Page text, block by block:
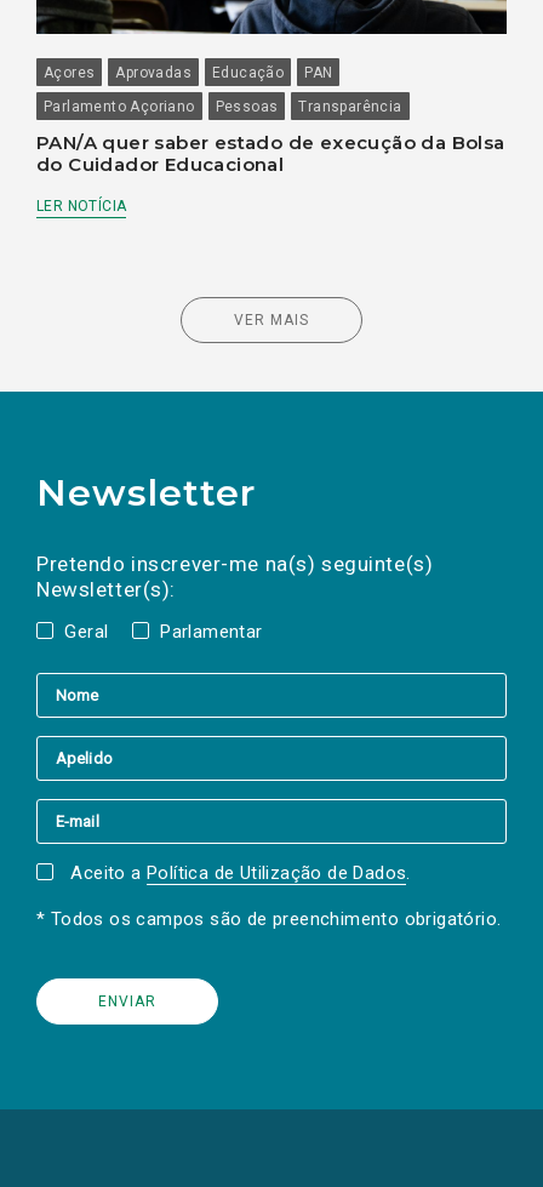
Açores Aprovadas Educação
PAN
Parlamento Açoriano
Pessoas Transparência
PAN/A quer saber estado de execução da Bolsa
do Cuidador Educacional
LER NOTÍCIA
VER MAIS
Newsletter
Pretendo inscrever-me na(s) seguinte(s)
Newsletter(s):
Geral Parlamentar
a(s) newsletter(s).
mail
Aceito a Política de Utilização de Dados.
* Todos os campos são de preenchimento obrigatório.